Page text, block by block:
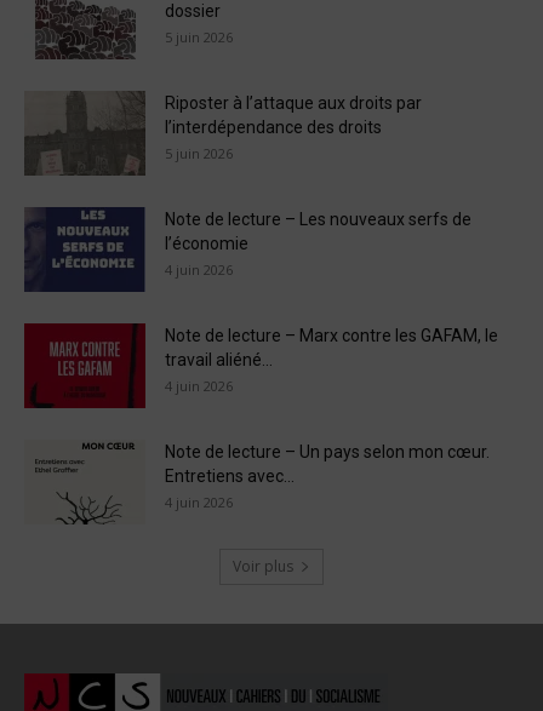
dossier
5 juin 2026
Riposter à l’attaque aux droits par
l’interdépendance des droits
5 juin 2026
Note de lecture – Les nouveaux serfs de
l’économie
4 juin 2026
Note de lecture – Marx contre les GAFAM, le
travail aliéné...
4 juin 2026
Note de lecture – Un pays selon mon cœur.
Entretiens avec...
4 juin 2026
Voir plus